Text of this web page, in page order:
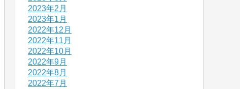
2023年2月
2023年1月
2022年12月
2022年11月
2022年10月
2022年9月
2022年8月
2022年7月